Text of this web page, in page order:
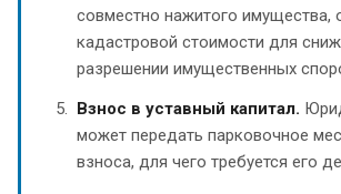
совместно нажитого имущества,
кадастровой стоимости для
разрешении имущественных
Взнос в уставный капитал.
может передать парковочное
взноса, для чего требуется его